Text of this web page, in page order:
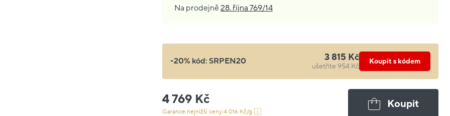
Na prodejně28. října 769/14
-20% kód:SRPEN20 3 815 Kč
ušetříte 954 Kč
Koupit s kódem
4 769 Kč
Garance nejnižší ceny:4 016 Kč/g
Koupit